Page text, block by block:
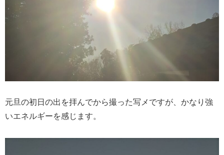
元旦の初日の出を拝んでから撮った写メですが、かなり強
いエネルギーを感じます。